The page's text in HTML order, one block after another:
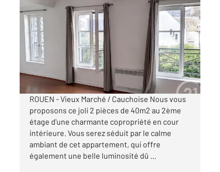
ROUEN 76
40,21 m
, 2 pièces
Ref : 34392
Appartement F1Bis à louer
622 €
par mois charges comprises
ROUEN - Vieux Marché / Cauchoise Nous vous
proposons ce joli 2 pièces de 40m2 au 2ème
étage d'une charmante copropriété en cour
intérieure. Vous serez séduit par le calme
ambiant de cet appartement, qui offre
également une belle luminosité dû ...